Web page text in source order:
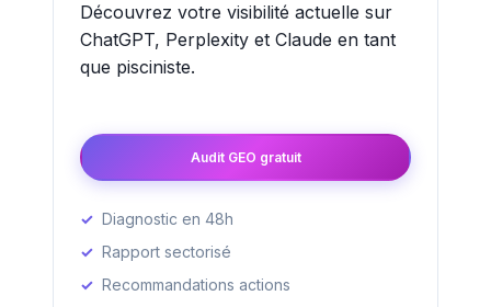
Découvrez votre visibilité actuelle sur
ChatGPT, Perplexity et Claude en tant
que pisciniste.
Audit GEO gratuit
Diagnostic en 48h
Rapport sectorisé
Recommandations actions